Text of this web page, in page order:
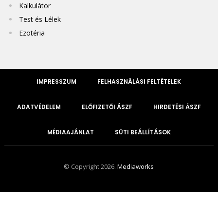
Kalkulátor
Test és Lélek
Ezotéria
IMPRESSZUM FELHASZNÁLÁSI FELTÉTELEK
ADATVÉDELEM ELŐFIZETŐI ÁSZF HIRDETÉSI ÁSZF
MÉDIAAJÁNLAT SÜTI BEÁLLÍTÁSOK
© Copyright 2026.Mediaworks